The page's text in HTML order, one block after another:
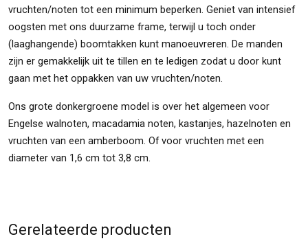
vruchten/noten tot een minimum beperken. Geniet van intensief
oogsten met ons duurzame frame, terwijl u toch onder
(laaghangende) boomtakken kunt manoeuvreren. De manden
zijn er gemakkelijk uit te tillen en te ledigen zodat u door kunt
gaan met het oppakken van uw vruchten/noten.
Ons grote donkergroene model is over het algemeen voor
Engelse walnoten, macadamia noten, kastanjes, hazelnoten en
vruchten van een amberboom. Of voor vruchten met een
diameter van 1,6 cm tot 3,8 cm.
Gerelateerde producten